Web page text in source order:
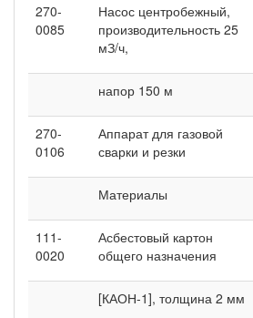
270-
0085
Насос центробежный,
производительность 25
мЗ/ч,
напор 150 м
270-
0106
Аппарат для газовой
сварки и резки
Материалы
111-
0020
Асбестовый картон
общего назначения
[КАОН-1], толщина 2 мм